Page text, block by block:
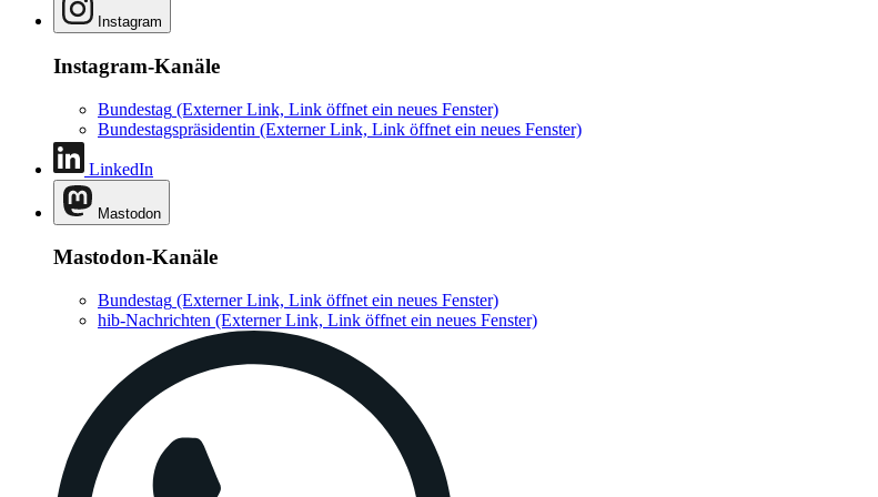
Instagram
Instagram-Kanäle
Bundestag (Externer Link, Link öffnet ein neues Fenster)
Bundestagspräsidentin (Externer Link, Link öffnet ein neues Fenster)
LinkedIn
Mastodon
Mastodon-Kanäle
Bundestag (Externer Link, Link öffnet ein neues Fenster)
hib-Nachrichten (Externer Link, Link öffnet ein neues Fenster)